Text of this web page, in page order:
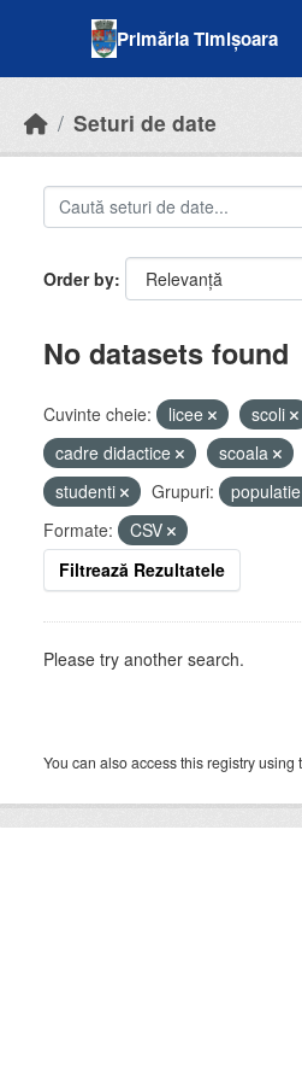
Primăria Timișoara
Seturi de date
Order by
No datasets found
Cuvinte cheie: licee scoli
cadre didactice
scoala
studenti
Grupuri: populatie
Formate:
CSV
Filtrează Rezultatele
Please try another search.
You can also access this registry using